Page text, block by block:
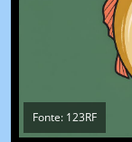
Fonte: 123RF